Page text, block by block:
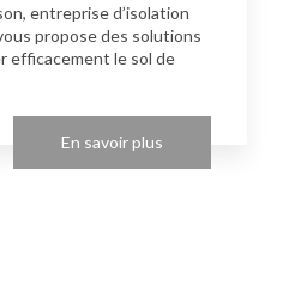
entreprise d’isolation
propose des solutions
efficacement le sol de
En savoir plus